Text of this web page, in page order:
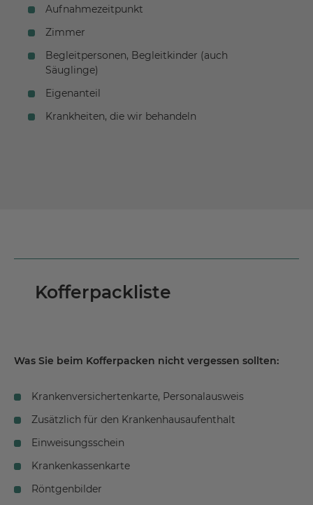
Aufnahmezeitpunkt
Zimmer
Begleitpersonen, Begleitkinder (auch
Säuglinge)
Eigenanteil
Krankheiten, die wir behandeln
Kofferpackliste
Was Sie beim Kofferpacken nicht vergessen sollten:
Krankenversichertenkarte, Personalausweis
Zusätzlich für den Krankenhausaufenthalt
Einweisungsschein
Krankenkassenkarte
Röntgenbilder